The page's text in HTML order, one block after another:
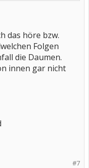
das höre bzw.
Folgen
die Daumen.
innen gar nicht
#7